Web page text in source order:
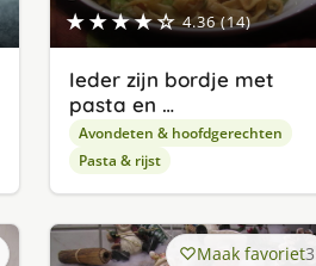
★★★★☆ 4.36 (14)
Ieder zijn bordje met
pasta en …
Avondeten & hoofdgerechten
Pasta & rijst
Maak favoriet3